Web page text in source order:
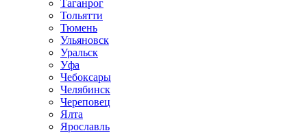
Таганрог
Тольятти
Тюмень
Ульяновск
Уральск
Уфа
Чебоксары
Челябинск
Череповец
Ялта
Ярославль